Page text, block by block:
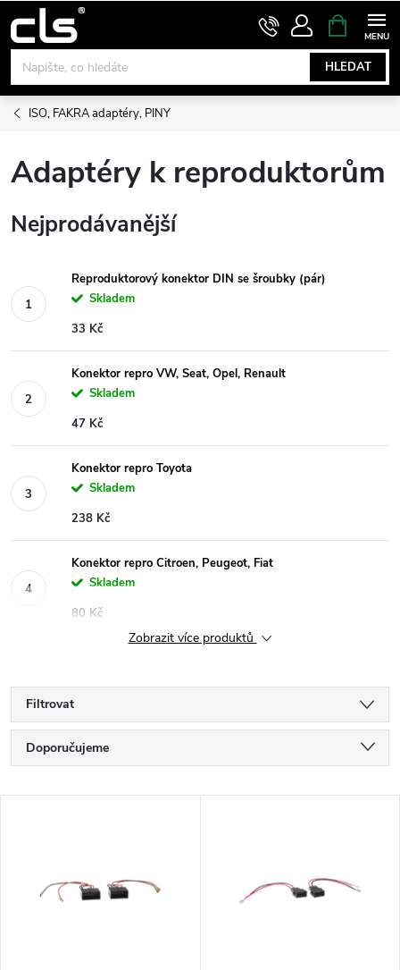
na
obsah
HLEDAT
NÁKUPNÍ
KOŠÍK
ISO, FAKRA adaptéry, PINY
Adaptéry k reproduktorům
Nejprodávanější
Reproduktorový konektor DIN se šroubky (pár)
Skladem
33 Kč
Konektor repro VW, Seat, Opel, Renault
Skladem
47 Kč
Konektor repro Toyota
Skladem
238 Kč
Konektor repro Citroen, Peugeot, Fiat
Skladem
80 Kč
Zobrazit více produktů
Filtrovat
Ř
a
Doporučujeme
Abecedně